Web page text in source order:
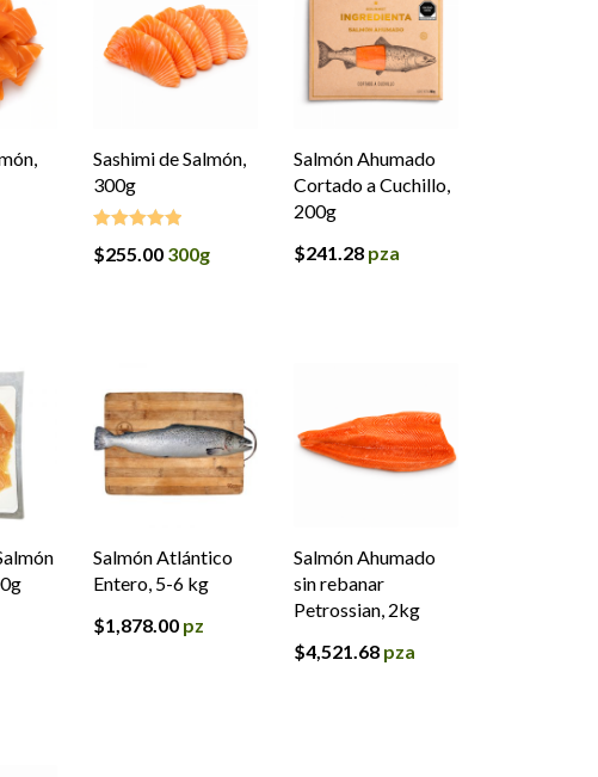
Sashimi de Salmón,
300g
Valorado en
$255.00 300g
Salmón Ahumado
Cortado a Cuchillo,
200g
$241.28 pza
Salmón Atlántico
Entero, 5-6 kg
$1,878.00 pz
Salmón Ahumado
sin rebanar
Petrossian, 2kg
$4,521.68 pza